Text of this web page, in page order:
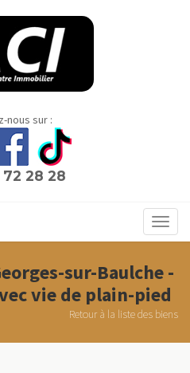
nous sur :
28 28
sur-Baulche -
vie de plain-pied
Retour à la liste des biens